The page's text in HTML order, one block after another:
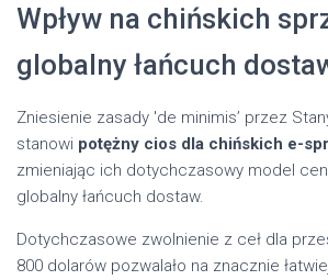
Wpływ na chińskich
globalny łańcuch
Zniesienie zasady 'de minimis’ przez
stanowi potężny cios dla chińskich e-
zmieniając ich dotychczasowy model
globalny łańcuch dostaw.
Dotychczasowe zwolnienie z ceł dla
800 dolarów pozwalało na znacznie